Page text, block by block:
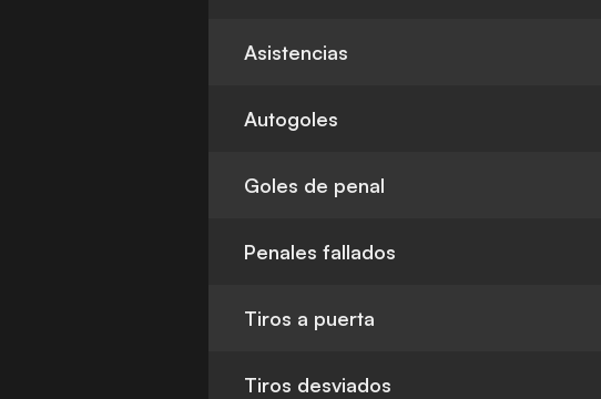
Asistencias
Autogoles
Goles de penal
Penales fallados
Tiros a puerta
Tiros desviados